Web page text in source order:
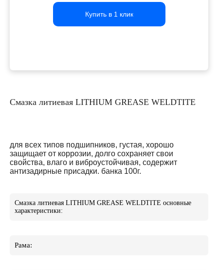
Купить в 1 клик
Купить в 1 клик
Купить в 1 клик
Смазка литиевая LITHIUM GREASE WELDTITE
для всех типов подшипников, густая, хорошо
защищает от коррозии, долго сохраняет свои
свойства, влаго и виброустойчивая, содержит
антизадирные присадки. банка 100г.
Смазка литиевая LITHIUM GREASE WELDTITE основные
характеристики:
Рама: